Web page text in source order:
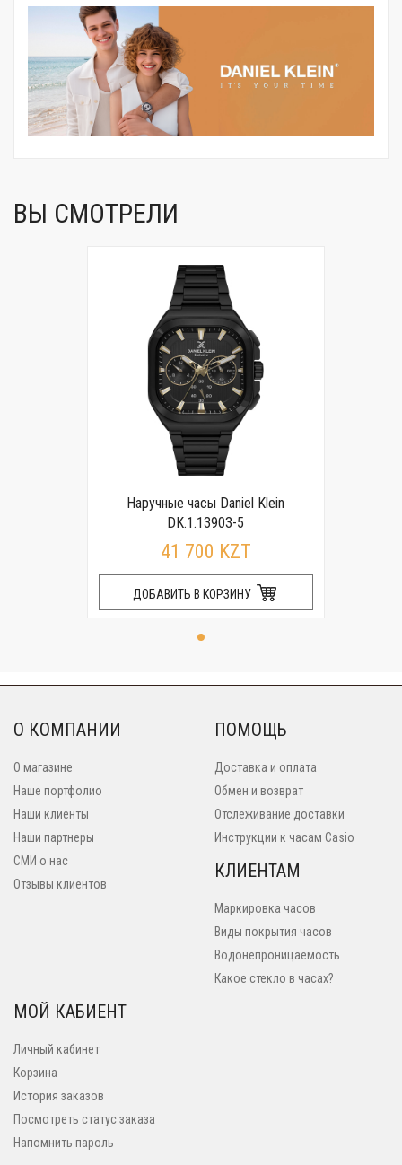
ВЫ СМОТРЕЛИ
Наручные часы Daniel Klein
DK.1.13903-5
41 700 KZT
ДОБАВИТЬ В КОРЗИНУ
О КОМПАНИИ
О магазине
Наше портфолио
Наши клиенты
Наши партнеры
СМИ о нас
Отзывы клиентов
ПОМОЩЬ
Доставка и оплата
Обмен и возврат
Отслеживание доставки
Инструкции к часам Casio
КЛИЕНТАМ
Маркировка часов
Виды покрытия часов
Водонепроницаемость
Какое стекло в часах?
МОЙ КАБИЕНТ
Личный кабинет
Корзина
История заказов
Посмотреть статус заказа
Напомнить пароль